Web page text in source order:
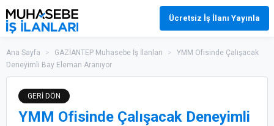
Ücretsiz İş İlanı Yayınla
Ana Sayfa > GAZİANTEP Muhasebe İş İlanları >
YMM Ofisinde Çalışacak
Deneyimli Bay Eleman Aranıyor
GERİ DÖN
YMM Ofisinde Çalışacak Deneyimli